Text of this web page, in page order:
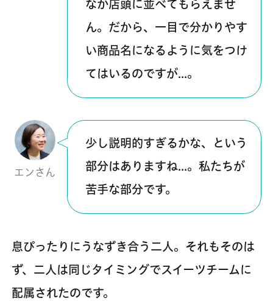
なか店頭に並べてもらえませ
ん。だから、一目で分かりやす
い商品名になるように気をつけ
てはいるのですが…。
エンさん
少し説明的すぎるかな、という
部分はありますね…。私たちが
苦手な部分です。
息ぴったりにうなずき合う二人。それもそのは
ず、二人は同じタイミングでスイーツチームに
配属されたのです。